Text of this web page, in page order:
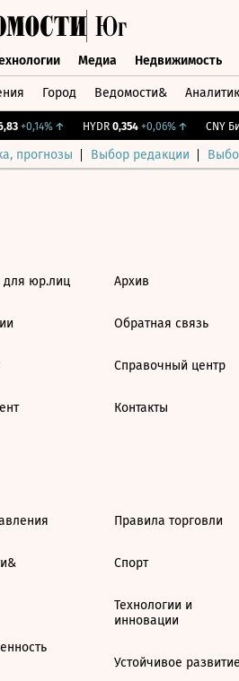
Медиа Недвижимость
Город Ведомости&
+0,14%↑ HYDR 0,354 +0,06%↑ CNY
прогнозы Выбор редакции
для юр.лиц Архив
Обратная связь
Справочный центр
Контакты
Правила торговли
Спорт
Технологии и
инновации
Устойчивое